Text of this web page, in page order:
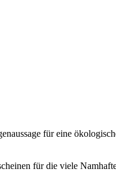
für eine
für die viele